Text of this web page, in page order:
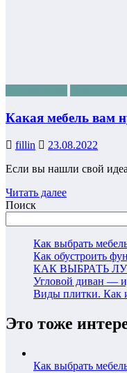
Какая мебель вам
fillin
23.08.2022
Если вы нашли свой
Читать далее
Поиск
Как выбрать
Как обустроить
КАК ВЫБРАТЬ
Угловой диван —
Виды плитки. Как
Это тоже
Как выбрать